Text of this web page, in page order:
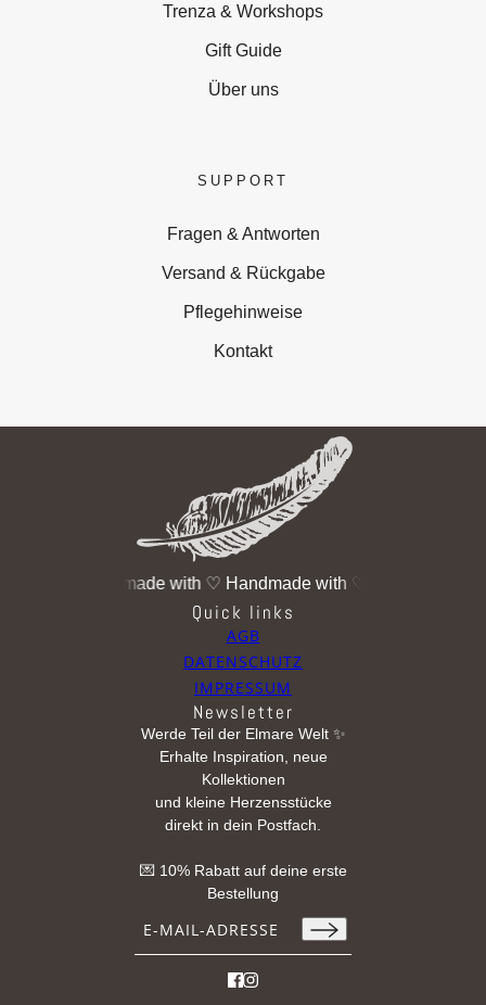
Trenza & Workshops
Gift Guide
Über uns
SUPPORT
Fragen & Antworten
Versand & Rückgabe
Pflegehinweise
Kontakt
Handmade with ♡Handmade with ♡
Quick links
AGB
DATENSCHUTZ
IMPRESSUM
Newsletter
Werde Teil der Elmare Welt ✨
Erhalte Inspiration, neue
Kollektionen
und kleine Herzensstücke
direkt in dein Postfach.
💌 10% Rabatt auf deine erste
Bestellung
E-Mail-Adresse
Diese Website ist durch hCaptcha geschützt